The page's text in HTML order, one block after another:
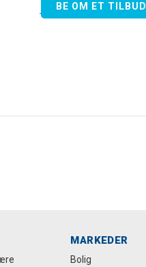
BE OM ET TILBUD
MARKEDER
Bolig